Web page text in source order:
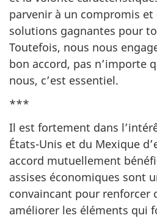
parvenir à un compromis et
solutions gagnantes pour
Toutefois, nous nous
bon accord, pas n’importe
nous, c’est essentiel.
***
Il est fortement dans
États-Unis et du Mexique
accord mutuellement
assises économiques sont
convaincant pour renforcer
améliorer les éléments qui